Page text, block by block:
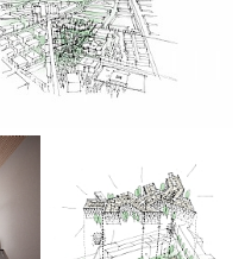
inspiriert, deren Ziel es
und gleichzeitig den
Durch Integration
eines Gebäudeteils
einen
Dachgarten
begrünten Innenhöfen
und den positiven